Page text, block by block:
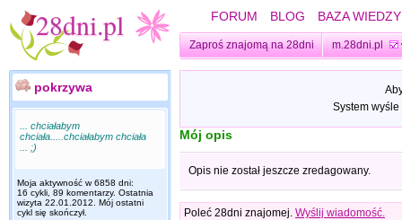
FORUM BLOG BAZA WIEDZY
Zaproś znajomą na 28dni m.28dni.pl
pokrzywa
... chciałabym
chciała.....chciałabym chciała
... ;)
Moja aktywność w 6858 dni:
16 cykli, 89 komentarzy. Ostatnia
wizyta 22.01.2012 . Mój ostatni
cykl się skończył.
System
Mój opis
Opis nie został jeszcze zredagowany.
Poleć 28dni znajomej. Wyślij wiadomość.